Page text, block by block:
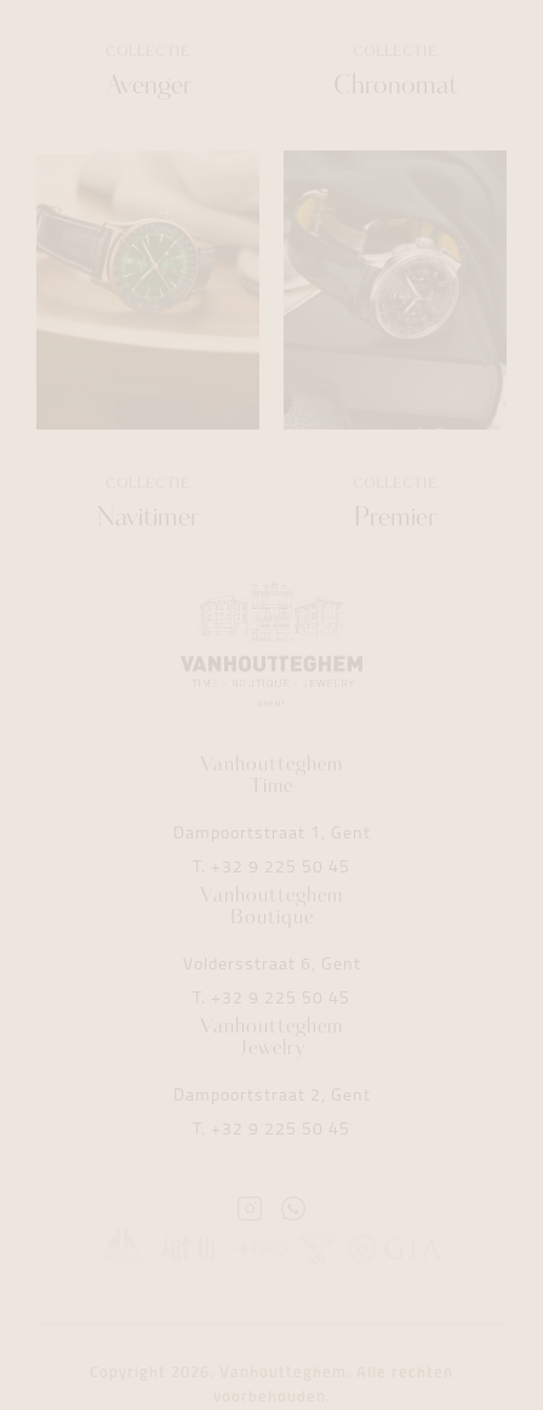
Avenger Chronomat
Navitimer Premier
Vanhoutteghem
Time
Dampoortstraat 1, Gent
T. +32 9 225 50 45
Vanhoutteghem
Boutique
Voldersstraat 6, Gent
T. +32 9 225 50 45
Vanhoutteghem
Jewelry
Dampoortstraat 2, Gent
T. +32 9 225 50 45